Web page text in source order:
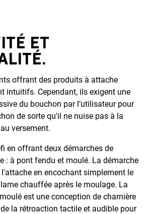
ET
offrant des produits à attache
intuitifs. Cependant, ils exigent une
du bouchon par l’utilisateur pour
de sorte qu'il ne nuise pas à la
versement.
en offrant deux démarches de
: à pont fendu et moulé. La démarche
en encochant simplement le
chauffée après le moulage. La
est une conception de charnière
la rétroaction tactile et audible pour